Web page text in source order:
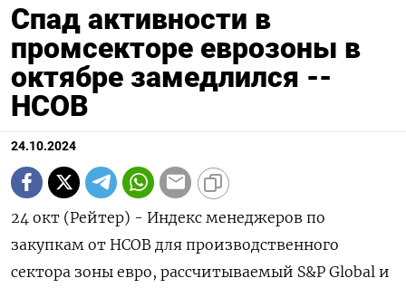
Спад активности в
промсекторе еврозоны в
октябре замедлился --
HCOB
24.10.2024
24 окт (Рейтер) - Индекс менеджеров по
закупкам от HCOB для производственного
сектора зоны евро, рассчитываемый S&P Global и